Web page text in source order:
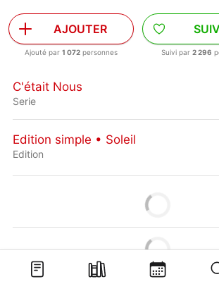
AJOUTER
Ajouté par 1 072 personnes Suivi par 2 296
C'était Nous
Serie
Edition simple • Soleil
Edition